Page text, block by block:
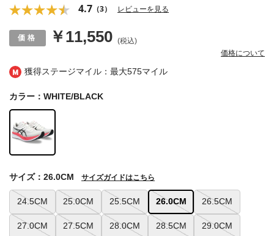
獲得ステージマイル：最大575マイル
4.7 （3） レビューを見る
￥11,550 (税込)
価格について
カラー：WHITE/BLACK
24.5CM 25.0CM 25.5CM 26.0CM 26.5CM
27.0CM 27.5CM 28.0CM 28.5CM 29.0CM
サイズ：26.0CM サイズガイドはこちら